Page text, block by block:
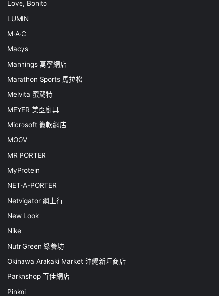
Love, Bonito
LUMIN
M·A·C
Macys
Mannings 萬寧網店
Marathon Sports 馬拉松
Melvita 蜜葳特
MEYER 美亞廚具
Microsoft 微軟網店
MOOV
MR PORTER
MyProtein
NET-A-PORTER
Netvigator 網上行
New Look
Nike
NutriGreen 綠養坊
Okinawa Arakaki Market 沖繩新垣商店
Parknshop 百佳網店
Pinkoi